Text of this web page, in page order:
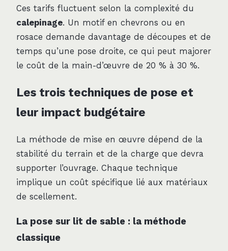
Ces tarifs fluctuent selon la complexité du
calepinage. Un motif en chevrons ou en
rosace demande davantage de découpes et de
temps qu’une pose droite, ce qui peut majorer
le coût de la main-d’œuvre de 20 % à 30 %.
Les trois techniques de pose et
leur impact budgétaire
La méthode de mise en œuvre dépend de la
stabilité du terrain et de la charge que devra
supporter l’ouvrage. Chaque technique
implique un coût spécifique lié aux matériaux
de scellement.
La pose sur lit de sable : la méthode
classique